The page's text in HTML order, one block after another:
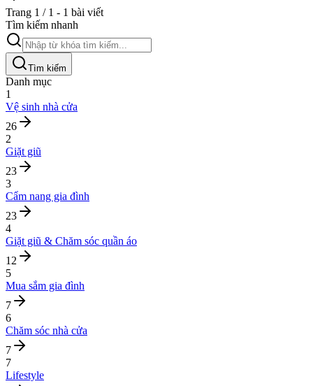
Trang 1 / 1 - 1 bài viết
Tìm kiếm nhanh
Tìm kiếm
Danh mục
1
Vệ sinh nhà cửa
26
2
Giặt giũ
23
3
Cẩm nang gia đình
23
4
Giặt giũ & Chăm sóc quần áo
12
5
Mua sắm gia đình
7
6
Chăm sóc nhà cửa
7
7
Lifestyle